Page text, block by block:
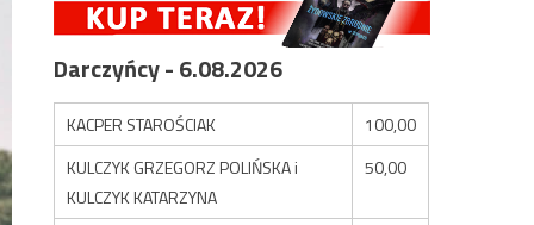
Darczyńcy - 6.08.2026
KACPER STAROŚCIAK
100,00
KULCZYK GRZEGORZ POLIŃSKA i
KULCZYK KATARZYNA
50,00